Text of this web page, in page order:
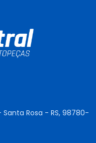
Rosa - RS, 98780-